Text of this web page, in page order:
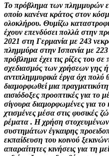
Το πρόβλημα των πλημμυρών
οποίο κανένα κράτος στον
ολοκλήρου. Θυμίζω
έχουν επενδύσει πολλά στην
2021 στη Γερμανία με 243
πλημμύρα στην Ισπανία με
πρόβλημα έχει τις ρίζες του
σχεδιασμός των χρήσεων γης
αντιπλημμυρικά έργα όχι πολύ
διαμορφωθεί μια
αισιόδοξες προοπτικές για το
σίγουρα διαμορφωμένες για το
χτισμένες μέσα στις φυσικές
ρέματα . Η χρήση
συστημάτων έγκαιρης
εκπαίδευση του κοινού
απαραίτητες κινήσεις για τη